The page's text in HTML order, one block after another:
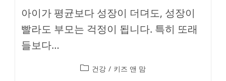
아이가 평균보다 성장이 더뎌도, 성장이
빨라도 부모는 걱정이 됩니다. 특히 또래
들보다…
Post건강 / 키즈 앤 맘